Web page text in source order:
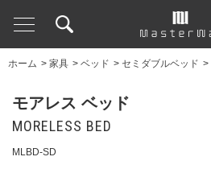
ホーム > 家具 > ベッド > セミダブルベッド >
モアレス ベッド
MORELESS BED
MLBD-SD